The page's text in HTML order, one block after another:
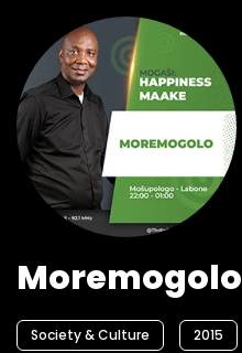
Moremogolo
Society & Culture 2015